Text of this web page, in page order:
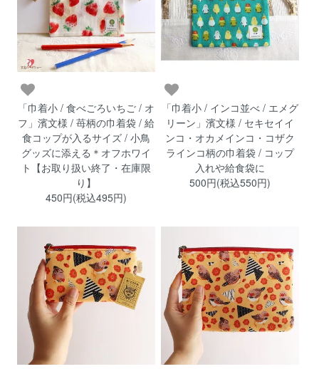
「巾着小 / 食べごろいちご / オ
フ」濱文様 / 苺柄の巾着袋 / 給
食コップが入るサイズ / 小鳥
グッズに添える＊オフホワイ
ト【お取り扱い終了・在庫限
り】
450円(税込495円)
「巾着小 / インコ並べ / エメグ
リーン」濱文様 / セキセイイ
ンコ・オカメインコ・コザク
ラインコ柄の巾着袋 / コップ
入れや給食袋に
500円(税込550円)